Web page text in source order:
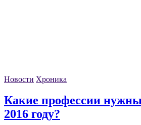
Новости Хроника
Какие профессии
2016 году?